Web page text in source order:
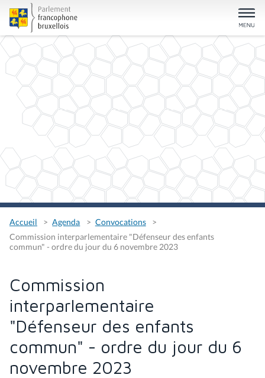
Accueil Agenda
Convocations
Commission interparlementaire "Défenseur des enfants
commun" - ordre du jour du 6 novembre 2023
Commission
interparlementaire
"Défenseur des enfants
commun" - ordre du jour du 6
novembre 2023